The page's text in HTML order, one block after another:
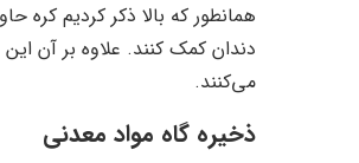
همانطور که بالا ذکر کردیم کره
دندان کمک کنند. علاوه بر آن
می‌کنند.
ذخیره گاه مواد معدنی